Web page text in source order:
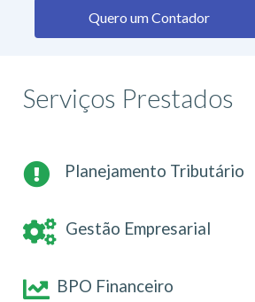
Quero um Contador
Serviços Prestados
Planejamento Tributário
Gestão Empresarial
BPO Financeiro